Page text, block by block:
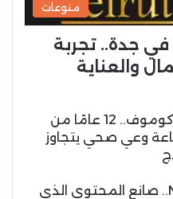
منوعات
جدة.. تجربة
والعناية
د. أوليغ أباكوموف.. 12 عامًا من
وعي صحي يتجاوز
Negusflex.. صانع المحتوى الذي